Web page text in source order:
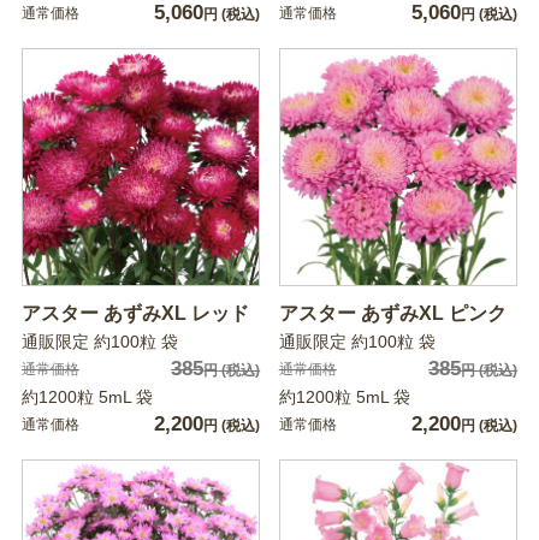
通常価格 5,060円 (税込) 通常価格 5,060円 (税込)
アスター あずみXL レッド
通販限定 約100粒 袋
通常価格 385円(税込)
約1200粒 5mL 袋
通常価格 2,200円 (税込)
アスター あずみXL ピンク
通販限定 約100粒 袋
通常価格 385円(税込)
約1200粒 5mL 袋
通常価格 2,200円 (税込)